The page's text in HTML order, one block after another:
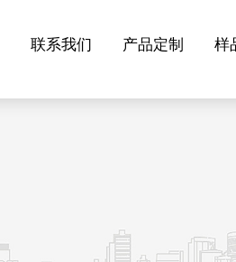
联系我们 产品定制 样